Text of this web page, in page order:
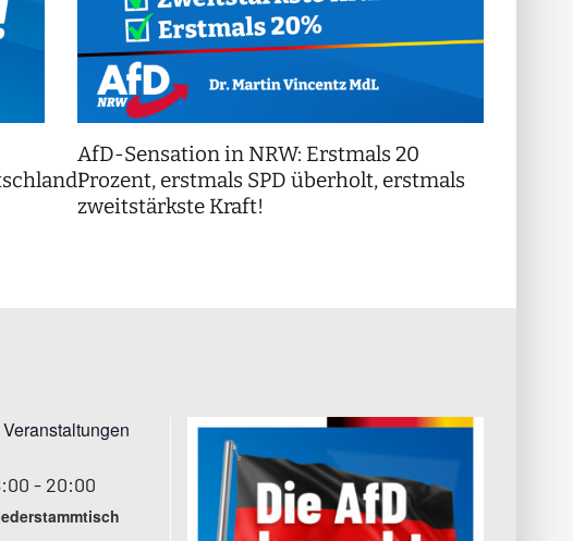
AfD-Sensation in NRW: Erstmals 20
Prozent, erstmals SPD überholt, erstmals
zweitstärkste Kraft!
- 20:00